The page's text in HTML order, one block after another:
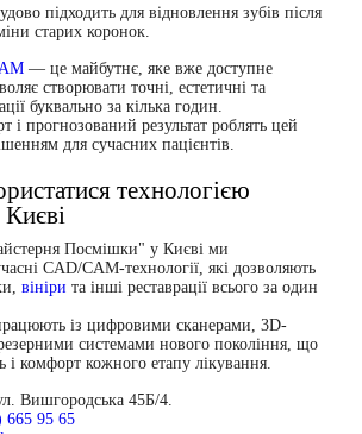
підходить для відновлення зубів після
старих коронок.
— це майбутнє, яке вже доступне
створювати точні, естетичні та
буквально за кілька годин.
і прогнозований результат роблять цей
для сучасних пацієнтів.
технологією
Посмішки" у Києві ми
CAD/CAM-технології, які дозволяють
вініри та інші реставрації всього за один
із цифровими сканерами, 3D-
системами нового покоління, що
і комфорт кожного етапу лікування.
Вишгородська 45Б/4.
665 95 65